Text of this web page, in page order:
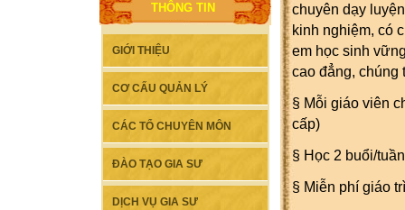
THÔNG TIN
GIỚI THIỆU
CƠ CẤU QUẢN LÝ
CÁC TỔ CHUYÊN MÔN
ĐÀO TẠO GIA SƯ
DỊCH VỤ GIA SƯ
chuyên dạy
kinh nghiệm, có
em học sinh
cao đẳng,
§ Mỗi giáo viên
cấp)
§ Học 2 buổi/
§ Miễn phí giáo